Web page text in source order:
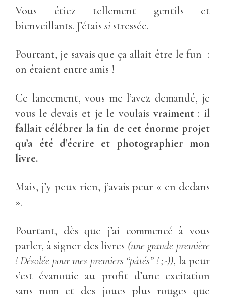
Vous étiez tellement gentils et
bienveillants. J’étais si stressée.
Pourtant, je savais que ça allait être le fun :
on étaient entre amis !
Ce lancement, vous me l’avez demandé, je
vous le devais et je le voulais vraiment: il
fallait célébrer la fin de cet énorme projet
qu’a été d’écrire et photographier mon
livre.
Mais, j’y peux rien, j’avais peur « en dedans
».
Pourtant, dès que j’ai commencé à vous
parler, à signer des livres (une grande première
! Désolée pour mes premiers “pâtés” ! ;-)), la peur
s’est évanouie au profit d’une excitation
sans nom et des joues plus rouges que